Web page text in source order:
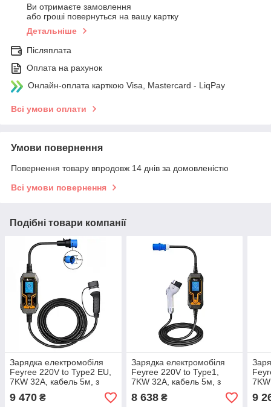
Ви отримаєте замовлення
або гроші повернуться на вашу картку
Детальніше
Післяплата
Оплата на рахунок
Онлайн-оплата карткою Visa, Mastercard - LiqPay
Всі умови оплати
Умови повернення
Повернення товару впродовж 14 днів за домовленістю
Всі умови повернення
Подібні товари компанії
Зарядка електромобіля
Feyree 220V to Type2 EU,
7KW 32A, кабель 5м, з
сумкою, WiFi/APP
керування
9 470 ₴
Зарядка електромобіля
Feyree 220V to Type1,
7KW 32A, кабель 5м, з
сумкою
8 638₴ 9